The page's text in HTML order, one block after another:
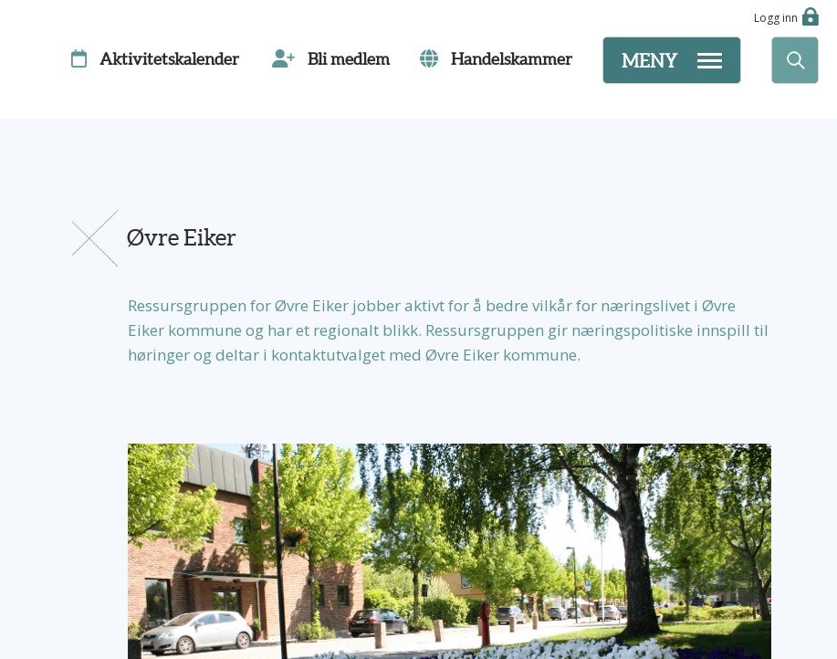
Logg inn
MENY
Aktivitetskalender Bli medlem Handelskammer
Øvre Eiker
Ressursgruppen for Øvre Eiker jobber aktivt for å bedre vilkår for næringslivet i Øvre
Eiker kommune og har et regionalt blikk. Ressursgruppen gir næringspolitiske innspill til
høringer og deltar i kontaktutvalget med Øvre Eiker kommune.